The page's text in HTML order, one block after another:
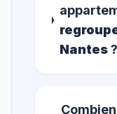
Nantes?